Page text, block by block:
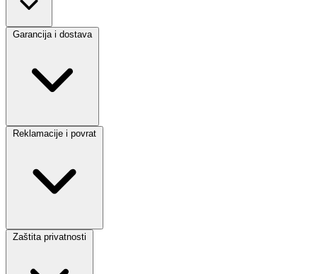
Garancija i dostava
Reklamacije i povrat
Zaštita privatnosti